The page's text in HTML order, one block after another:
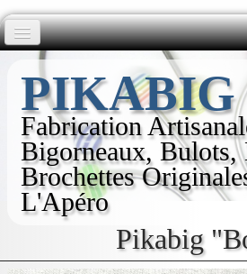
Pics Courbés
Pics Droits
Boutiques
L'histoire de Pikabig
PIKABIG
Fabrication
Bigorneaux, Bulots,
Brochettes
L'Apéro
Pikabig